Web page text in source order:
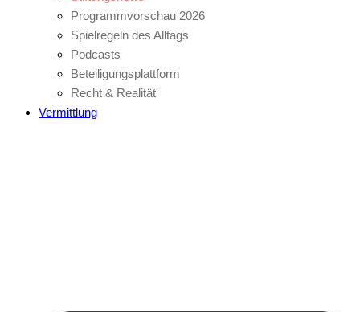
Programmvorschau 2026
Spielregeln des Alltags
Podcasts
Beteiligungsplattform
Recht & Realität
Vermittlung